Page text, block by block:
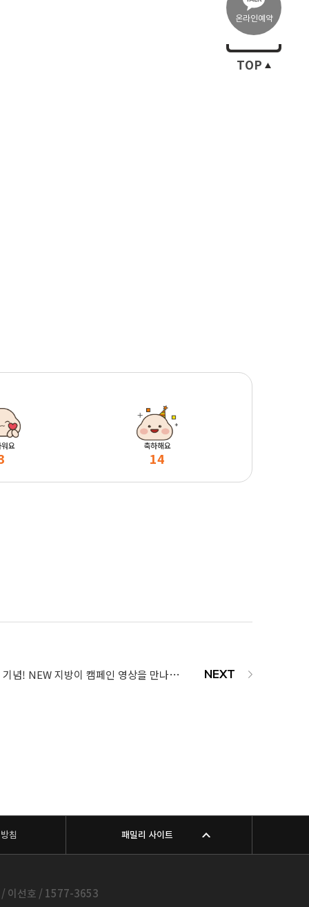
요 축하해요
14
365mc 개원 20주년 기념! NEW 지방이 캠페인 영상을 만나보세요♥
온라인예약
TOP
침 패밀리 사이트
이선호 / 1577-3653